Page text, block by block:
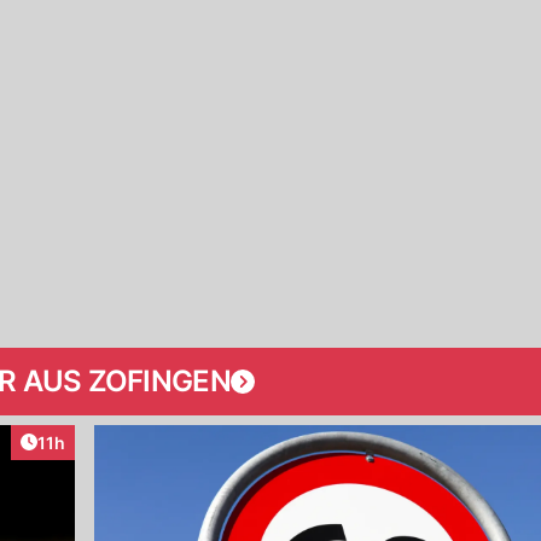
AUS ZOFINGEN
Artikel veröffentlicht:
11h